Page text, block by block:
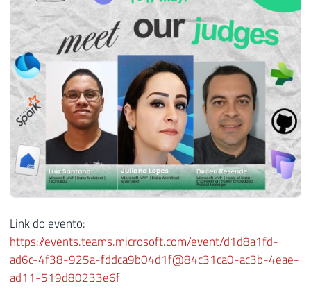
Link do evento:
https://events.teams.microsoft.com/event/d1d8a1fd-
ad6c-4f38-925a-fddca9b04d1f@84c31ca0-ac3b-4eae-
ad11-519d80233e6f